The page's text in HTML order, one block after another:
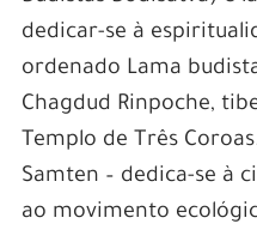
dedicar-se à
ordenado Lama
Chagdud Rinpoche,
Templo de Três
Samten – dedica-se à
ao movimento